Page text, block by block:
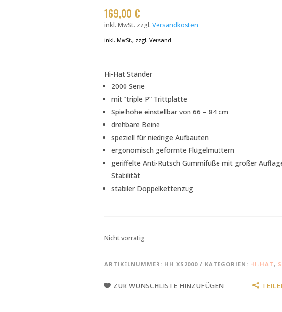
169,00 €
inkl. MwSt. zzgl. Versandkosten
inkl. MwSt., zzgl. Versand
Hi-Hat Ständer
2000 Serie
mit “triple P” Trittplatte
Spielhöhe einstellbar von 66 – 84 cm
drehbare Beine
speziell für niedrige Aufbauten
ergonomisch geformte Flügelmuttern
geriffelte Anti-Rutsch Gummifüße mit großer
Stabilität
stabiler Doppelkettenzug
Nicht vorrätig
ARTIKELNUMMER: HH XS2000 KATEGORIEN: HI-HAT ,
ZUR WUNSCHLISTE HINZUFÜGEN